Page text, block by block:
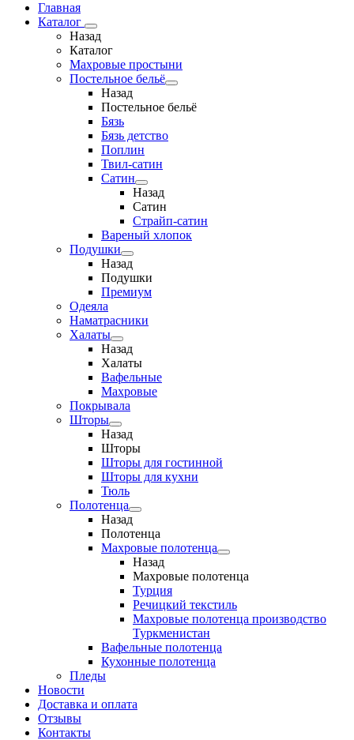
Главная
Каталог
Назад
Каталог
Махровые простыни
Постельное бельё
Назад
Постельное бельё
Бязь
Бязь детство
Поплин
Твил-сатин
Сатин
Назад
Сатин
Страйп-сатин
Вареный хлопок
Подушки
Назад
Подушки
Премиум
Одеяла
Наматрасники
Халаты
Назад
Халаты
Вафельные
Махровые
Покрывала
Шторы
Назад
Шторы
Шторы для гостинной
Шторы для кухни
Тюль
Полотенца
Назад
Полотенца
Махровые полотенца
Назад
Махровые полотенца
Турция
Речицкий текстиль
Махровые полотенца производство
Туркменистан
Вафельные полотенца
Кухонные полотенца
Пледы
Новости
Доставка и оплата
Отзывы
Контакты